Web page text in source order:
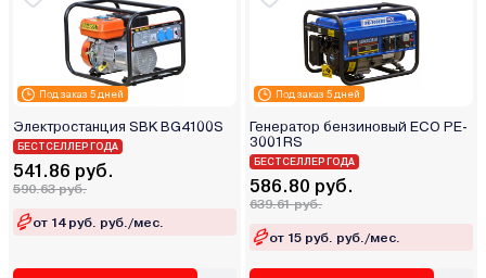
Под заказ 5 дней
Электростанция SBK BG4100S
БЕСТСЕЛЛЕР ГОДА
541.86 руб.
590.63 руб.
от 14 руб. руб./мес.
Под заказ 5 дней
Генератор бензиновый ECO PE-
3001RS
БЕСТСЕЛЛЕР ГОДА
586.80 руб.
639.61 руб.
от 15 руб. руб./мес.